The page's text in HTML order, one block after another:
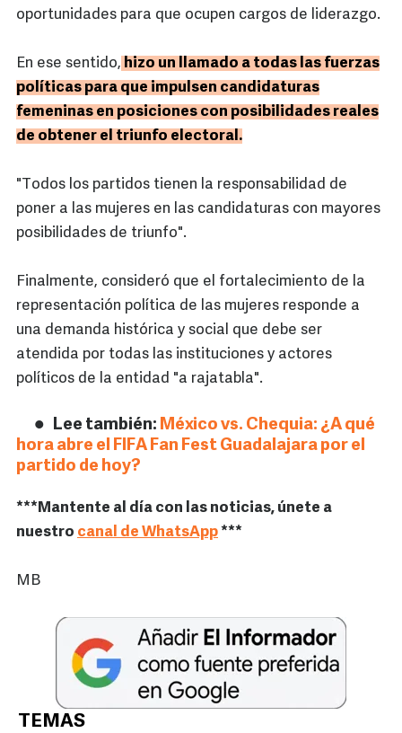
oportunidades para que ocupen cargos de liderazgo.
En ese sentido, hizo un llamado a todas las fuerzas
políticas para que impulsen candidaturas
femeninas en posiciones con posibilidades reales
de obtener el triunfo electoral.
"Todos los partidos tienen la responsabilidad de
poner a las mujeres en las candidaturas con mayores
posibilidades de triunfo".
Finalmente, consideró que el fortalecimiento de la
representación política de las mujeres responde a
una demanda histórica y social que debe ser
atendida por todas las instituciones y actores
políticos de la entidad "a rajatabla".
Lee también: México vs. Chequia: ¿A qué
hora abre el FIFA Fan Fest Guadalajara por el
partido de hoy?
***Mantente al día con las noticias, únete a
nuestro canal de WhatsApp***
MB
TEMAS